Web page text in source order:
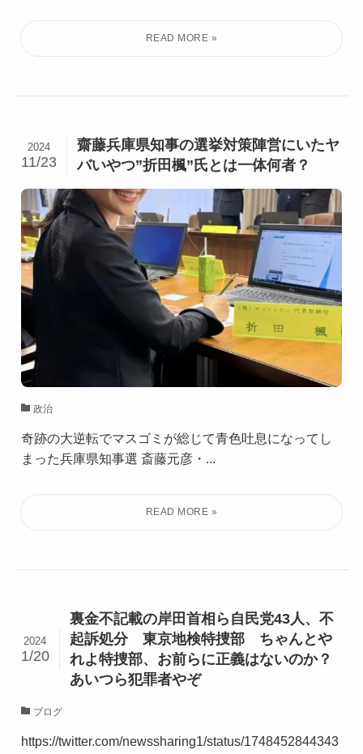
齋藤兵庫県知事の選挙対策陣営にいたヤ
バいやつ”折田楓”氏とは一体何者？
2024
11/23
政治
奇跡の大逆転でマスゴミが総じて青色吐息になってし
まった兵庫県知事選 斎藤元彦・...
裏金不記載の岸田首相ら自民党43人、不
起訴処分 東京地検特捜部 ちゃんとや
れよ特捜部、お前らに正義はないのか？
あいつら犯罪者やぞ
2024
1/20
ブログ
https://twitter.com/newssharing1/status/1748452844343